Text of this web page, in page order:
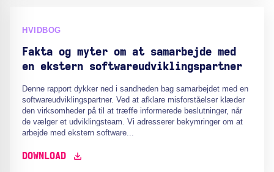
HVIDBOG
Fakta og myter om at samarbejde med
en ekstern softwareudviklingspartner
Denne rapport dykker ned i sandheden bag samarbejdet med en
softwareudviklingspartner. Ved at afklare misforståelser klæder
den virksomheder på til at træffe informerede beslutninger, når
de vælger et udviklingsteam. Vi adresserer bekymringer om at
arbejde med ekstern software...
DOWNLOAD